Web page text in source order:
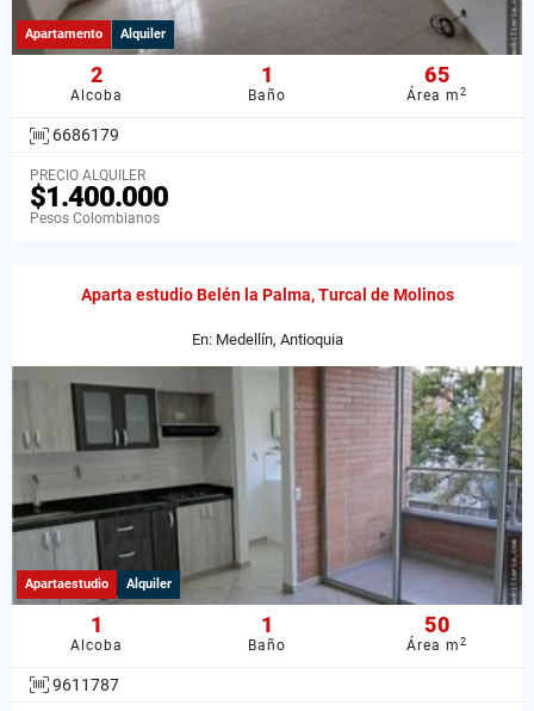
Apartamento Alquiler
2
Alcoba
1
Baño
65
Área m2
6686179
PRECIO ALQUILER
$1.400.000
Pesos Colombianos
Aparta estudio Belén la Palma, Turcal de Molinos
En: Medellín, Antioquia
Apartaestudio Alquiler
1
Alcoba
1
Baño
50
Área m2
9611787